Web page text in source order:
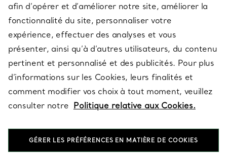
À PROPOS
QUESTIONS LÉGALES
SUIVEZ-NOUS
afin d’opérer et d’améliorer notre site, améliorer la
fonctionnalité du site, personnaliser votre
expérience, effectuer des analyses et vous
présenter, ainsi qu’à d’autres utilisateurs, du contenu
pertinent et personnalisé et des publicités. Pour plus
d’informations sur les Cookies, leurs finalités et
comment modifier vos choix à tout moment, veuillez
consulter notre Politique relative aux Cookies.
GÉRER LES PRÉFÉRENCES EN MATIÈRE DE COOKIES